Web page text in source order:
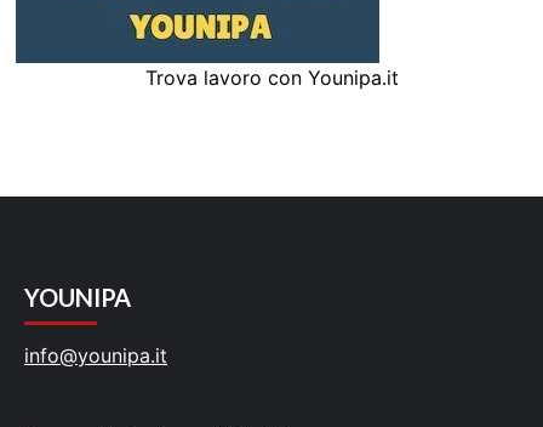
Trova lavoro con Younipa.it
YOUNIPA
info@younipa.it